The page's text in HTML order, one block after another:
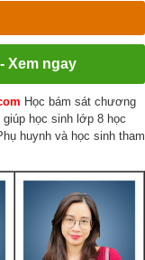
Xem ngay
Học bám sát chương
học sinh lớp 8 học
huynh và học sinh tham